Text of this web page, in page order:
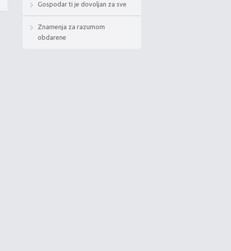
Gospodar ti je dovoljan za sve
Znamenja za razumom
obdarene